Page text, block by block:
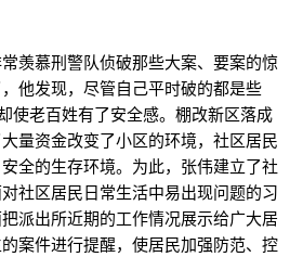
羡慕刑警队侦破那些大案、要案的惊
他发现，尽管自己平时破的都是些
使老百姓有了安全感。棚改新区落成
量资金改变了小区的环境，社区居民
全的生存环境。为此，张伟建立了社
社区居民日常生活中易出现问题的习
派出所近期的工作情况展示给广大居
案件进行提醒，使居民加强防范、控